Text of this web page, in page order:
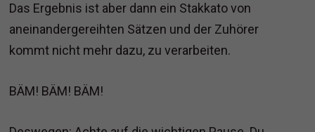
Das Ergebnis ist aber dann ein Stakkato von
aneinandergereihten Sätzen und der Zuhörer
kommt nicht mehr dazu, zu verarbeiten.
BÄM! BÄM! BÄM!